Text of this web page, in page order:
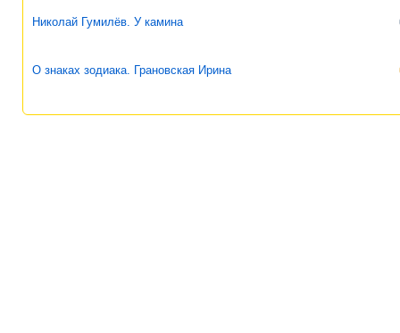
Николай Гумилёв. У камина
О знаках зодиака. Грановская Ирина